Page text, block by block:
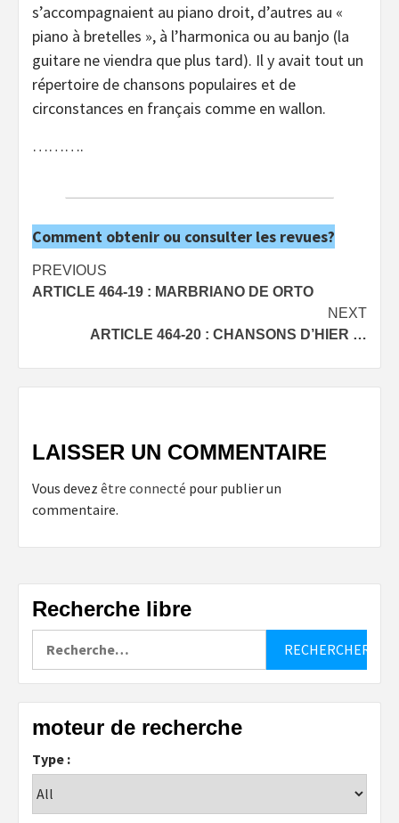
s’accompagnaient au piano droit, d’autres au «
piano à bretelles », à l’harmonica ou au banjo (la
guitare ne viendra que plus tard). Il y avait tout un
répertoire de chansons populaires et de
circonstances en français comme en wallon.
……….
Comment obtenir ou consulter les revues?
Post
navigation
PREVIOUS
ARTICLE 464-19 : MARBRIANO DE ORTO
NEXT
ARTICLE 464-20 : CHANSONS D’HIER …
LAISSER UN COMMENTAIRE
Vous devez être connecté pour publier un
commentaire.
Recherche libre
moteur de recherche
Type :